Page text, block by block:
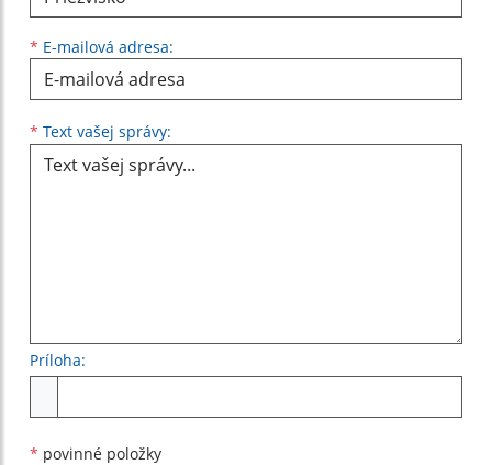
* E-mailová adresa:
* Text vašej správy:
Príloha:
* povinné položky